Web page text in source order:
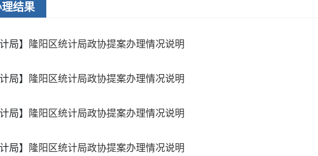
结果
局】 隆阳区统计局政协提案办理情况说明
局】 隆阳区统计局政协提案办理情况说明
局】 隆阳区统计局政协提案办理情况说明
局】 隆阳区统计局政协提案办理情况说明